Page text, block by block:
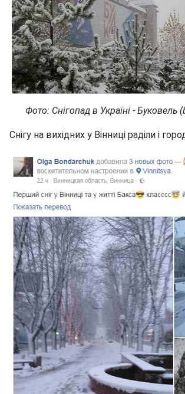
Фото: Снігопад в Україні - Буковель
Снігу на вихідних у Вінниці раділи і